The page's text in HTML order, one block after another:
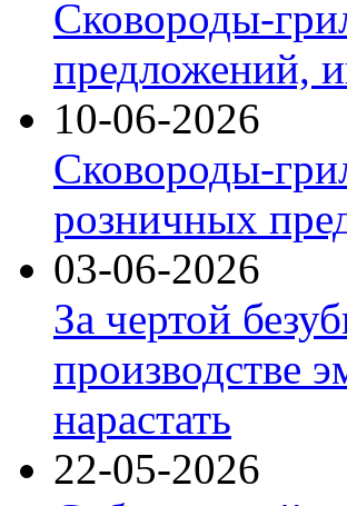
Сковороды-
предложений,
10-06-2026
Сковороды-
розничных
03-06-2026
За чертой
производстве
нарастать
22-05-2026